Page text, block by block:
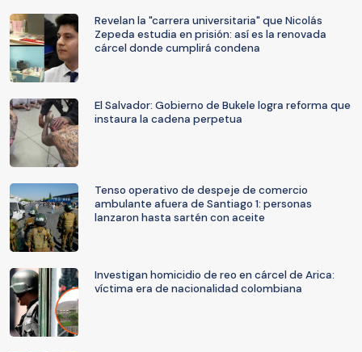
Revelan la "carrera universitaria" que Nicolás
Zepeda estudia en prisión: así es la renovada
cárcel donde cumplirá condena
El Salvador: Gobierno de Bukele logra reforma que
instaura la cadena perpetua
Tenso operativo de despeje de comercio
ambulante afuera de Santiago 1: personas
lanzaron hasta sartén con aceite
Investigan homicidio de reo en cárcel de Arica:
víctima era de nacionalidad colombiana